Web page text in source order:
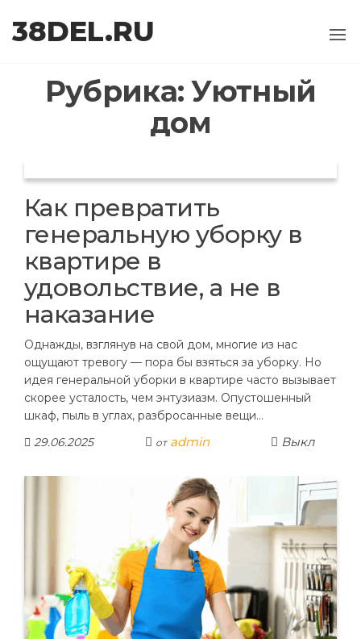
38DEL.RU
Рубрика:Уютный
дом
Как превратить
генеральную уборку в
квартире в
удовольствие, а не в
наказание
Однажды, взглянув на свой дом, многие из нас
ощущают тревогу — пора бы взяться за уборку. Но
идея генеральной уборки в квартире часто вызывает
скорее усталость, чем энтузиазм. Опустошенный
шкаф, пыль в углах, разбросанные вещи…
29.06.2025
от admin Выкл